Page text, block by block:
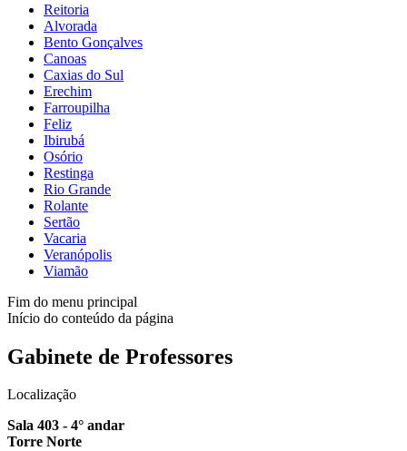
Reitoria
Alvorada
Bento Gonçalves
Canoas
Caxias do Sul
Erechim
Farroupilha
Feliz
Ibirubá
Osório
Restinga
Rio Grande
Rolante
Sertão
Vacaria
Veranópolis
Viamão
Fim do menu principal
Início do conteúdo da página
Gabinete de Professores
Localização
Sala 403 - 4° andar
Torre Norte